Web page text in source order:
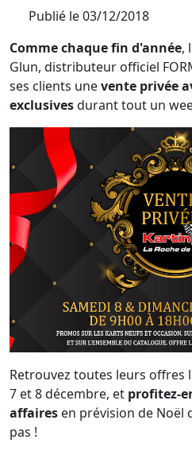
Publié le03/12/2018
Comme chaque fin d'année,
Glun, distributeur officiel
ses clients unevente privée
exclusivesdurant tout un
Retrouvez toutes leurs offres
7 et 8 décembre, et profitez-
affaires en prévision de Noël
pas !